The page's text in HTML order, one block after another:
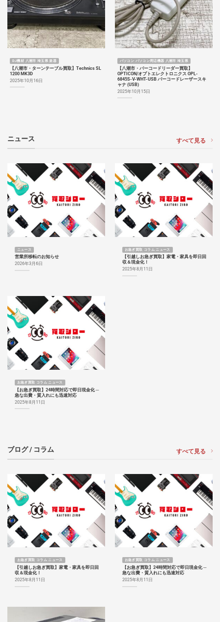
DJ機材 八潮市 埼玉県 楽器
【八潮市・ターンテーブル買取】Technics SL
1200 MK3D
2025年10月16日
パソコン パソコン周辺機器 八潮市 埼玉県
【八潮市・バーコードリーダー買取】
OPTICON/オプトエレクトロニクス OPL-
6845S-V-WHT-USB バーコードレーザースキ
ャナ (USB)
2025年10月15日
ニュース すべて見る
ニュース
営業所移転のお知らせ
2026年3月6日
お急ぎ買取 コラム ニュース
【引越しお急ぎ買取】家電・家具を即日回
収＆現金化！
2025年8月11日
お急ぎ買取 コラム ニュース
【お急ぎ買取】24時間対応で即日現金化 ─
急な出費・質入れにも迅速対応
2025年8月11日
ブログ / コラム すべて見る
お急ぎ買取 コラム ニュース
【引越しお急ぎ買取】家電・家具を即日回
収＆現金化！
2025年8月11日
お急ぎ買取 コラム ニュース
【お急ぎ買取】24時間対応で即日現金化 ─
急な出費・質入れにも迅速対応
2025年8月11日